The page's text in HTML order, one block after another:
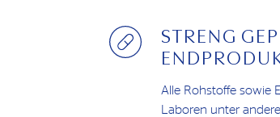
STRENG
Alle Rohstoffe sowie
Laboren unter